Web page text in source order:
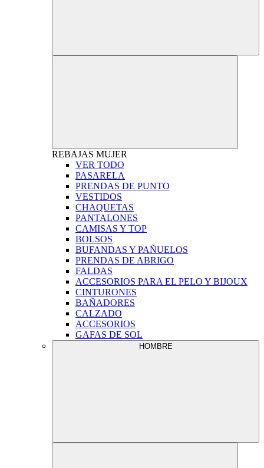
REBAJAS MUJER
VER TODO
PASARELA
PRENDAS DE PUNTO
VESTIDOS
CHAQUETAS
PANTALONES
CAMISAS Y TOP
BOLSOS
BUFANDAS Y PAÑUELOS
PRENDAS DE ABRIGO
FALDAS
ACCESORIOS PARA EL PELO Y BIJOUX
CINTURONES
BAÑADORES
CALZADO
ACCESORIOS
GAFAS DE SOL
HOMBRE